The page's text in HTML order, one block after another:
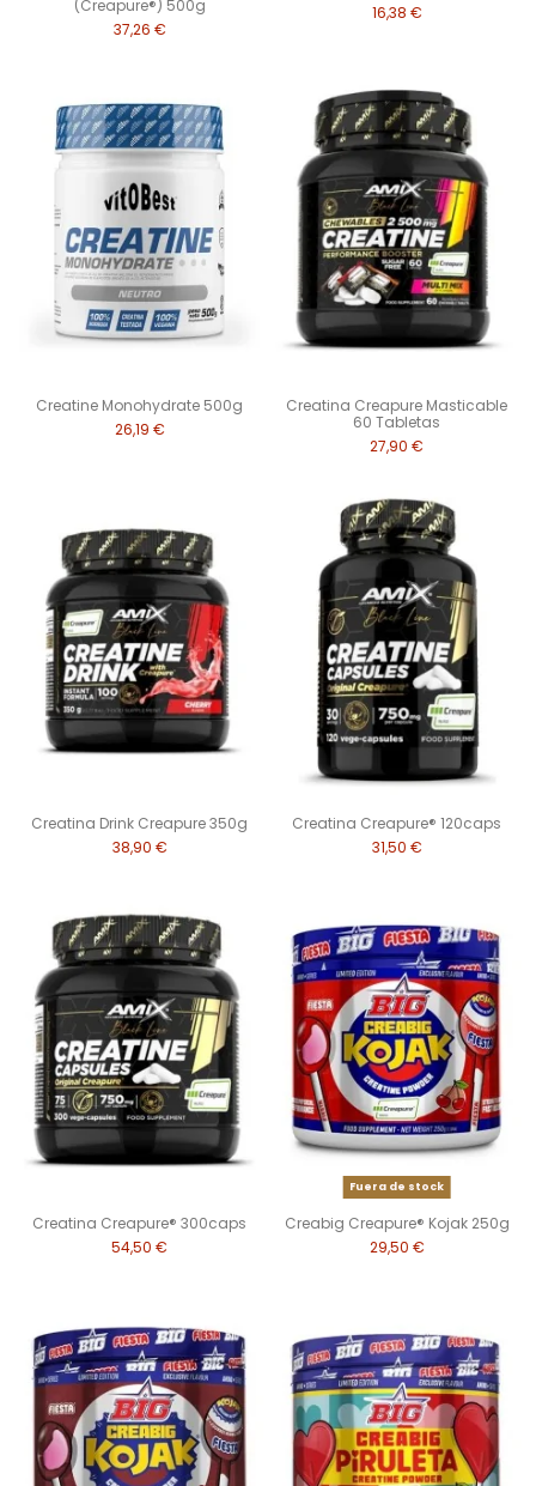
(Creapure®) 500g
37,26 €
16,38 €
Creatine Monohydrate 500g
26,19 €
Creatina Creapure Masticable
60 Tabletas
27,90 €
Creatina Drink Creapure 350g
38,90 €
Creatina Creapure® 120caps
31,50 €
Creatina Creapure® 300caps
54,50 €
Fuera de stock
Creabig Creapure® Kojak 250g
29,50 €